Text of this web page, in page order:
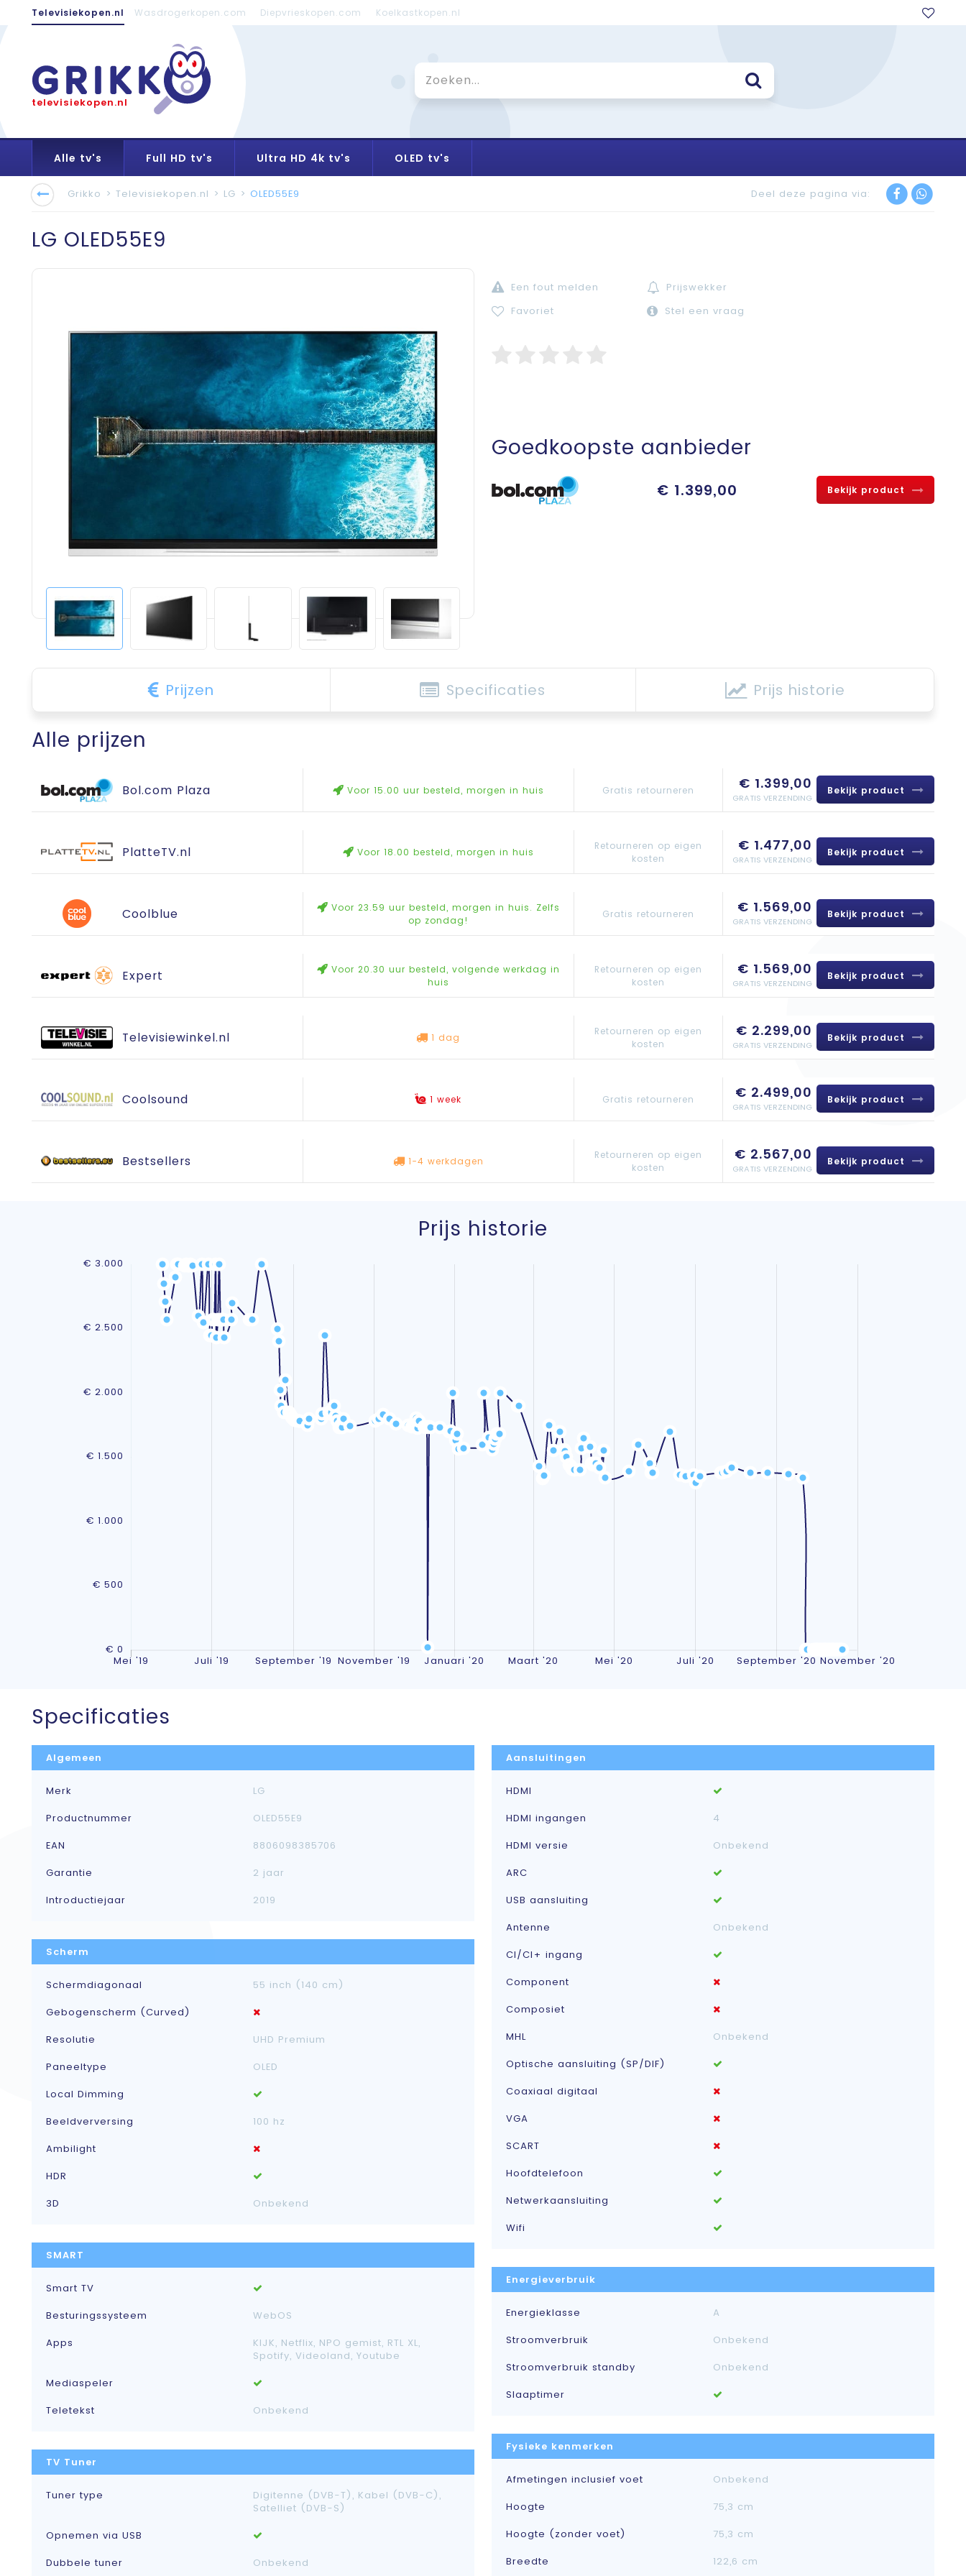
Televisiekopen.nl Wasdrogerkopen.com Diepvrieskopen.com Koelkastkopen.nl
televisiekopen.nl
Alle tv's Full HD tv's Ultra HD 4k tv's OLED tv's
Grikko > Televisiekopen.nl > LG > OLED55E9 Deel deze pagina via:
LG OLED55E9
Een fout melden
Prijswekker
Favoriet
Stel een vraag
Goedkoopste aanbieder
€ 1.399,00 Bekijk product
Prijzen Specificaties Prijs historie
Alle prijzen
Bol.com Plaza Voor 15.00 uur besteld, morgen in huis Gratis retourneren € 1.399,00
GRATIS VERZENDING
Bekijk product
PlatteTV.nl Voor 18.00 besteld, morgen in huis
Retourneren op eigen
kosten
€ 1.477,00
GRATIS VERZENDING
Bekijk product
Coolblue
Voor 23.59 uur besteld, morgen in huis. Zelfs
op zondag!
Gratis retourneren € 1.569,00
GRATIS VERZENDING
Bekijk product
Expert
Voor 20.30 uur besteld, volgende werkdag in
huis
Retourneren op eigen
kosten
€ 1.569,00
GRATIS VERZENDING
Bekijk product
Televisiewinkel.nl 1 dag
Retourneren op eigen
kosten
€ 2.299,00
GRATIS VERZENDING
Bekijk product
Coolsound 1 week Gratis retourneren € 2.499,00
GRATIS VERZENDING
Bekijk product
Bestsellers 1-4 werkdagen
Retourneren op eigen
kosten
€ 2.567,00
GRATIS VERZENDING
Bekijk product
Prijs historie
Specificaties
Algemeen
Merk
LG
Productnummer
OLED55E9
EAN
8806098385706
Garantie
2 jaar
Introductiejaar
2019
Scherm
Schermdiagonaal
55 inch (140 cm)
Gebogenscherm (Curved)
Resolutie
UHD Premium
Paneeltype
OLED
Local Dimming
Beeldverversing
100 hz
Ambilight
HDR
3D
Onbekend
SMART
Smart TV
Besturingssysteem
WebOS
Apps
KIJK, Netflix, NPO gemist, RTL XL,
Spotify, Videoland, Youtube
Mediaspeler
Teletekst
Onbekend
TV Tuner
Tuner type
Digitenne (DVB-T), Kabel (DVB-C),
Satelliet (DVB-S)
Opnemen via USB
Dubbele tuner
Onbekend
Aansluitingen
HDMI
HDMI ingangen
4
HDMI versie
Onbekend
ARC
USB aansluiting
Antenne
Onbekend
CI/CI+ ingang
Component
Composiet
MHL
Onbekend
Optische aansluiting (SP/DIF)
Coaxiaal digitaal
VGA
SCART
Hoofdtelefoon
Netwerkaansluiting
Wifi
Energieverbruik
Energieklasse
A
Stroomverbruik
Onbekend
Stroomverbruik standby
Onbekend
Slaaptimer
Fysieke kenmerken
Afmetingen inclusief voet
Onbekend
Hoogte
75,3 cm
Hoogte (zonder voet)
75,3 cm
Breedte
122,6 cm